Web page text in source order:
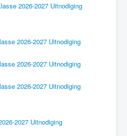
2026-2027 Uitnodiging
2026-2027 Uitnodiging
2026-2027 Uitnodiging
2026-2027 Uitnodiging
2027 Uitnodiging